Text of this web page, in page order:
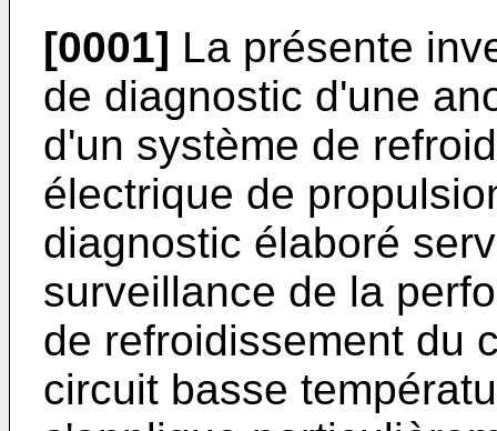
[0001] La présente
de diagnostic d'une
d'un système de
électrique de
diagnostic élaboré
surveillance de la
de refroidissement du
circuit basse